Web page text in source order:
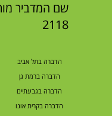
שם המדביר
2118
הדברה בתל אביב
הדברה ברמת גן
הדברה בגבעתיים
הדברה בקרית אונו